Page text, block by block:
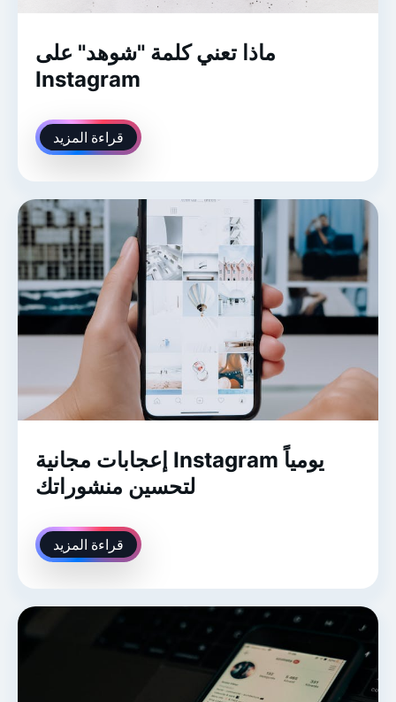
ماذا تعني كلمة "شوهد" على
Instagram
قراءة المزيد
إعجابات مجانية Instagram يومياً
لتحسين منشوراتك
قراءة المزيد